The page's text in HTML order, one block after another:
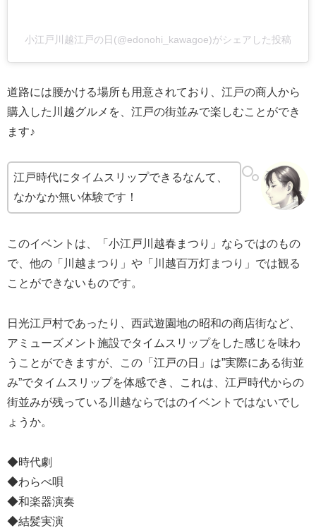
小江戸川越江戸の日(@edonohi_kawagoe)がシェアした投稿
道路には腰かける場所も用意されており、江戸の商人から
購入した川越グルメを、江戸の街並みで楽しむことができ
ます♪
江戸時代にタイムスリップできるなんて、
なかなか無い体験です！
このイベントは、「小江戸川越春まつり」ならではのもの
で、他の「川越まつり」や「川越百万灯まつり」では観る
ことができないものです。
日光江戸村であったり、西武遊園地の昭和の商店街など、
アミューズメント施設でタイムスリップをした感じを味わ
うことができますが、この「江戸の日」は”実際にある街並
み”でタイムスリップを体感でき、これは、江戸時代からの
街並みが残っている川越ならではのイベントではないでし
ょうか。
◆時代劇
◆わらべ唄
◆和楽器演奏
◆結髪実演